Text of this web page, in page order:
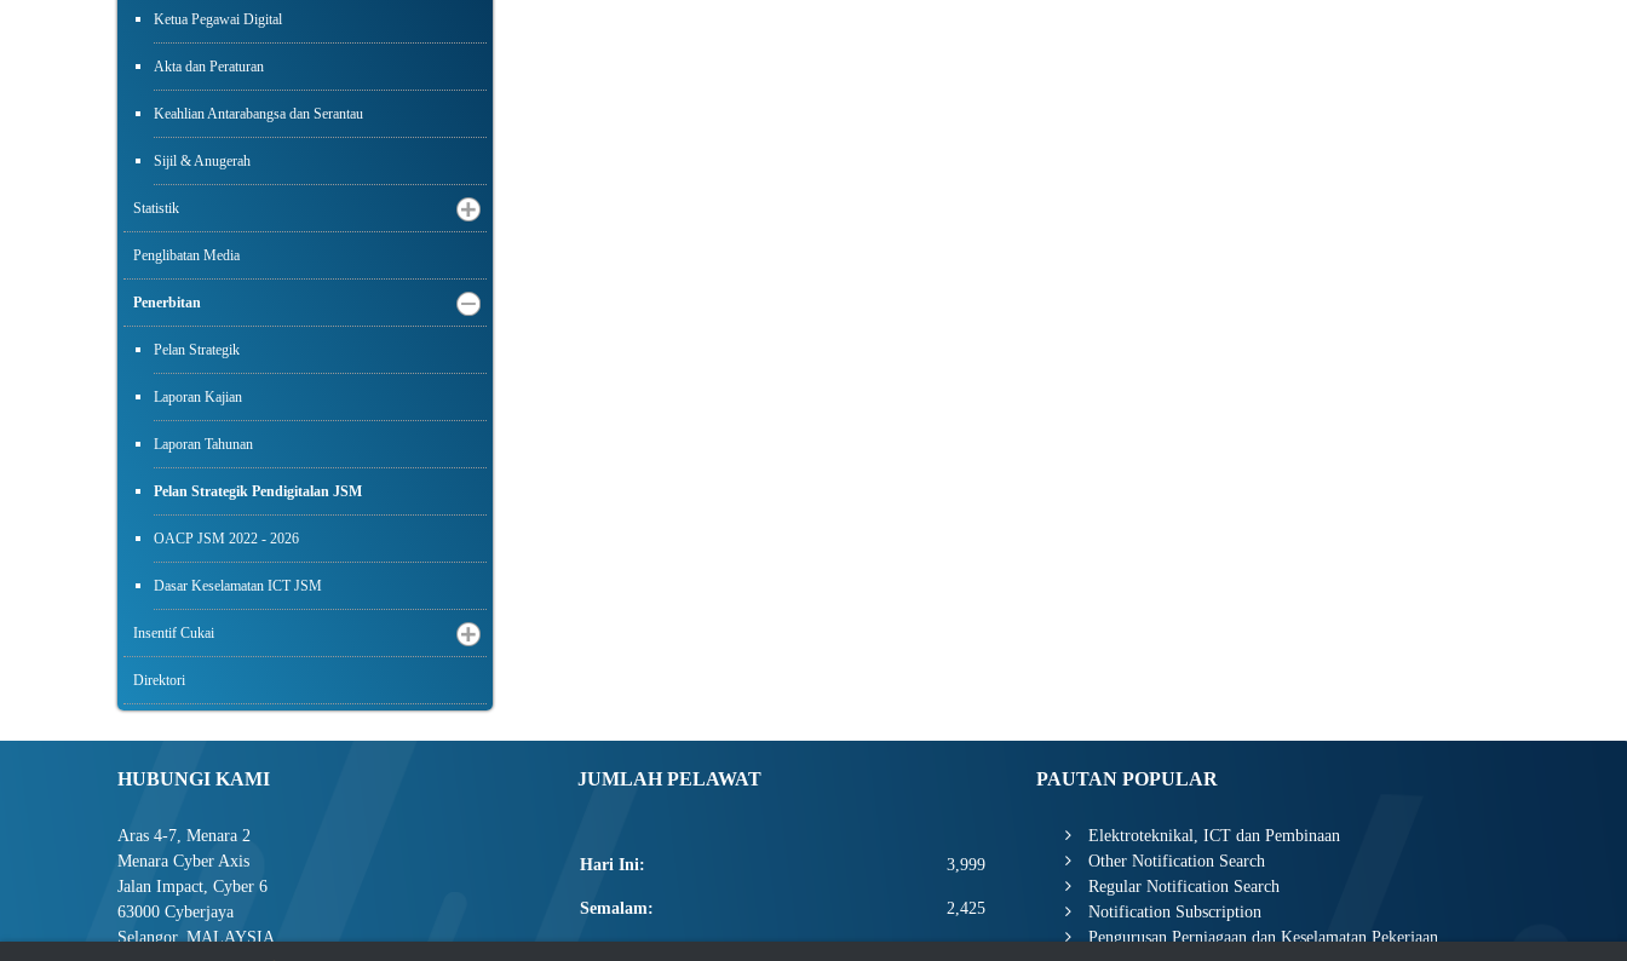
Ketua Pegawai Digital
Akta dan Peraturan
Keahlian Antarabangsa dan Serantau
Sijil & Anugerah
Statistik
Penglibatan Media
Penerbitan
Pelan Strategik
Laporan Kajian
Laporan Tahunan
Pelan Strategik Pendigitalan JSM
OACP JSM 2022 - 2026
Dasar Keselamatan ICT JSM
Insentif Cukai
Direktori
HUBUNGI KAMI
Aras 4-7, Menara 2
Menara Cyber Axis
Jalan Impact, Cyber 6
63000 Cyberjaya
Selangor, MALAYSIA
JUMLAH PELAWAT
Hari Ini: 3,999
Semalam: 2,425
PAUTAN POPULAR
Elektroteknikal, ICT dan Pembinaan
Other Notification Search
Regular Notification Search
Notification Subscription
Pengurusan Perniagaan dan Keselamatan Pekerjaan